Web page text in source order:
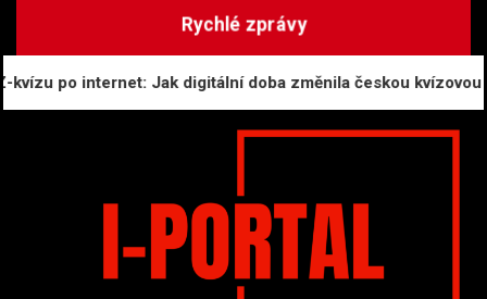
Rychlé zprávy
po internet: Jak digitální doba změnila českou kvízovou